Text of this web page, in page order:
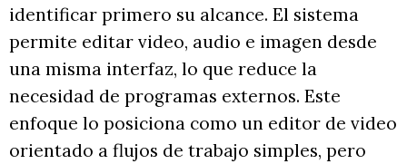
identificar primero su alcance. El sistema
permite editar video, audio e imagen desde
una misma interfaz, lo que reduce la
necesidad de programas externos. Este
enfoque lo posiciona como un editor de video
orientado a flujos de trabajo simples, pero